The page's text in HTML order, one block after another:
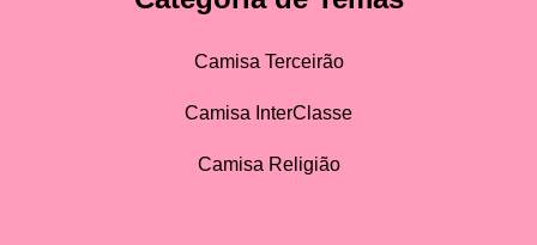
Camisa Terceirão
Camisa InterClasse
Camisa Religião